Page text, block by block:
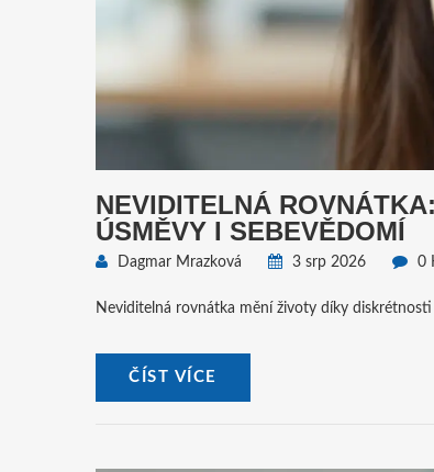
NEVIDITELNÁ
ÚSMĚVY I SEBEVĚDOMÍ
Dagmar Mrazková 3 srp 2026 0
Neviditelná rovnátka mění životy díky
ČÍST VÍCE